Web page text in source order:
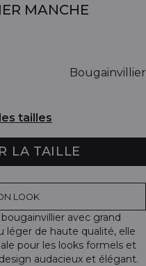
MANCHE
Bougainvillier
tailles
LA TAILLE
LOOK
avec grand
léger de haute qualité, elle
pour les looks formels et
audacieux et élégant.